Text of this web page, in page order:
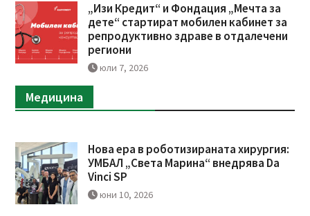
„Изи Кредит“ и Фондация „Мечта за
дете“ стартират мобилен кабинет за
репродуктивно здраве в отдалечени
региони
юли 7, 2026
Медицина
Нова ера в роботизираната хирургия:
УМБАЛ „Света Марина“ внедрява Da
Vinci SP
юни 10, 2026